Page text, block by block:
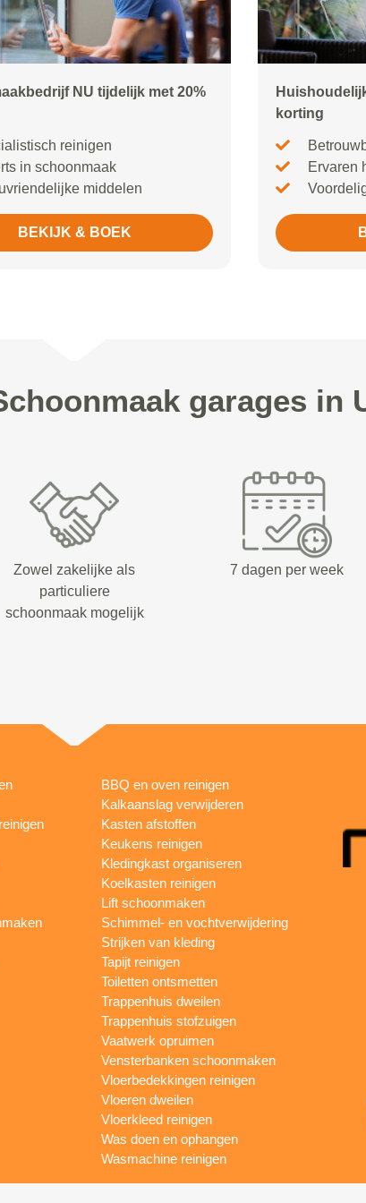
NU tijdelijk met 20%
reinigen
in schoonmaak
middelen
BEKIJK & BOEK
korting
Ervaren
garages in
Zowel zakelijke als
particuliere
schoonmaak mogelijk
7 dagen per week
BBQ en oven reinigen
Kalkaanslag verwijderen
Kasten afstoffen
Keukens reinigen
Kledingkast organiseren
Koelkasten reinigen
Lift schoonmaken
Schimmel- en vochtverwijdering
Strijken van kleding
Tapijt reinigen
Toiletten ontsmetten
Trappenhuis dweilen
Trappenhuis stofzuigen
Vaatwerk opruimen
Vensterbanken schoonmaken
Vloerbedekkingen reinigen
Vloeren dweilen
Vloerkleed reinigen
Was doen en ophangen
Wasmachine reinigen